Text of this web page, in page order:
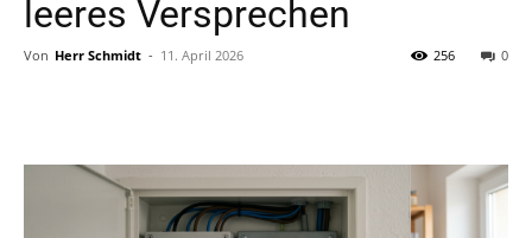
leeres Versprechen
Von Herr Schmidt - 11. April 2026 0
256